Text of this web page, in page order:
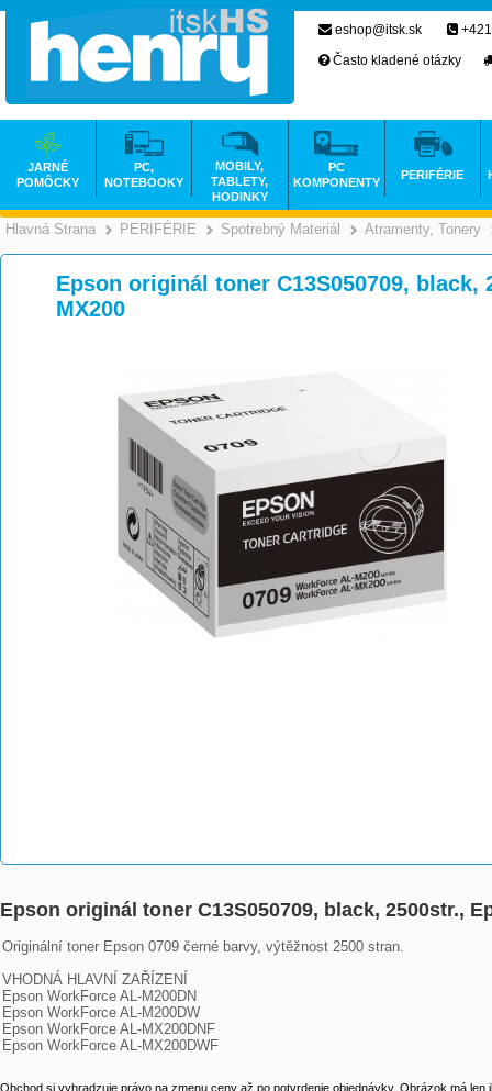
Hlavná Strana >
PERIFÉRIE >
Spotrebný Materiál >
Atramenty, Tonery
Epson originál toner C13S050709, black,
MX200
Epson originál toner C13S050709, black, 2500str.,
Originální toner Epson 0709 černé barvy, výtěžnost 2500 stran.
VHODNÁ HLAVNÍ ZAŘÍZENÍ
Epson WorkForce AL-M200DN
Epson WorkForce AL-M200DW
Epson WorkForce AL-MX200DNF
Epson WorkForce AL-MX200DWF
Obchod si vyhradzuje právo na zmenu ceny až po potvrdenie objednávky. Obrázok má len
eshop@itsk.sk
Často kladené otázky
JARNÉ
POMÔCKY
PC,
NOTEBOOKY
MOBILY,
TABLETY,
HODINKY
PC
KOMPONENTY
PERIFÉRIE